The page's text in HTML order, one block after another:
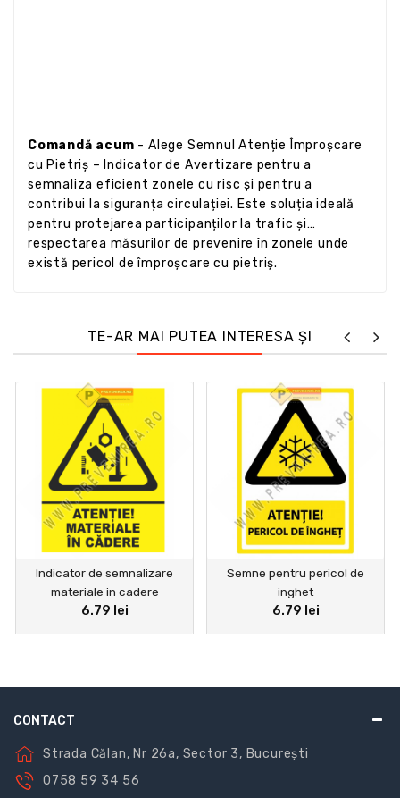
Comandă acum - Alege Semnul Atenție Împroșcare
cu Pietriș – Indicator de Avertizare pentru a
semnaliza eficient zonele cu risc și pentru a
contribui la siguranța circulației. Este soluția ideală
pentru protejarea participanților la trafic și
respectarea măsurilor de prevenire în zonele unde
există pericol de împroșcare cu pietriș.
TE-AR MAI PUTEA INTERESA ȘI
Indicator de semnalizare
materiale in cadere
6.79 lei
Semne pentru pericol de
inghet
6.79 lei
CONTACT
Strada Călan, Nr 26a, Sector 3, București
0758 59 34 56